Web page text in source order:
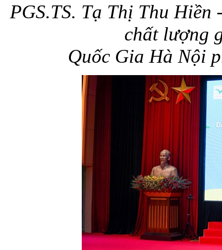
PGS.TS. Tạ Thị Thu
chất lượng
Quốc Gia Hà Nội